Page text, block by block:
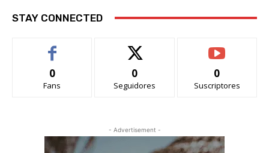
STAY CONNECTED
0
Fans
0
Seguidores
0
Suscriptores
- Advertisement -